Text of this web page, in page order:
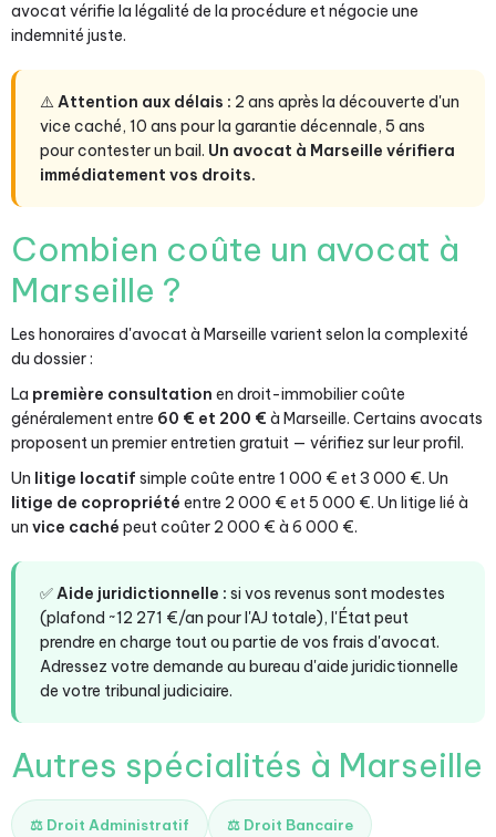
avocat vérifie la légalité de la procédure et négocie une
indemnité juste.
⚠️ Attention aux délais : 2 ans après la découverte d'un
vice caché, 10 ans pour la garantie décennale, 5 ans
pour contester un bail. Un avocat à Marseille vérifiera
immédiatement vos droits.
Combien coûte un avocat à
Marseille ?
Les honoraires d'avocat à Marseille varient selon la complexité
du dossier :
La première consultation en droit-immobilier coûte
généralement entre 60 € et 200 € à Marseille. Certains avocats
proposent un premier entretien gratuit — vérifiez sur leur profil.
Un litige locatif simple coûte entre 1 000 € et 3 000 €. Un
litige de copropriété entre 2 000 € et 5 000 €. Un litige lié à
un vice caché peut coûter 2 000 € à 6 000 €.
✅Aide juridictionnelle : si vos revenus sont modestes
(plafond ~12 271 €/an pour l'AJ totale), l'État peut
prendre en charge tout ou partie de vos frais d'avocat.
Adressez votre demande au bureau d'aide juridictionnelle
de votre tribunal judiciaire.
Autres spécialités à Marseille
⚖️ Droit Administratif ⚖️ Droit Bancaire